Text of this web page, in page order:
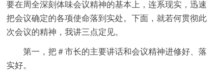
要在周全深刻体味会议精神的基本上，连系现实，迅速
把会议确定的各项使命落到实处。下面，就若何贯彻此
次会议的精神，我讲三点定见。
第一，把＃市长的主要讲话和会议精神进修好、落
实好。